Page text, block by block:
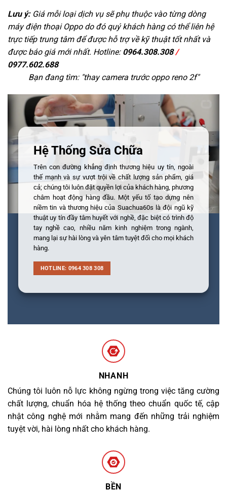
Lưu ý:Giá mỗi loại dịch vụ sẽ phụ thuộc vào từng dòng
máy điện thoại Oppo do đó quý khách hàng có thể liên hệ
trực tiếp trung tâm để được hỗ trợ về kỹ thuật tốt nhất và
được báo giá mới nhất. Hotline: 0964.308.308/
0977.602.688
Bạn đang tìm: "thay camera trước oppo reno 2f"
Hệ Thống Sửa Chữa
Trên con đường khẳng định thương hiệu uy tín, ngoài
thế mạnh và sự vượt trội về chất lượng sản phẩm, giá
cả; chúng tôi luôn đặt quyền lợi của khách hàng, phương
châm hoạt động hàng đầu. Một yếu tố tạo dựng nên
niềm tin và thương hiệu của Suachua60s là đội ngũ kỹ
thuật uy tín đầy tâm huyết với nghề, đặc biệt có trình độ
tay nghề cao, nhiều năm kinh nghiệm trong ngành,
mang lại sự hài lòng và yên tâm tuyệt đối cho mọi khách
hàng.
HOTLINE: 0964 308 308
NHANH
Chúng tôi luôn nỗ lực không ngừng trong việc tăng cường
chất lượng, chuẩn hóa hệ thống theo chuẩn quốc tế, cập
nhật công nghệ mới nhằm mang đến những trải nghiệm
tuyệt vời, hài lòng nhất cho khách hàng.
BỀN